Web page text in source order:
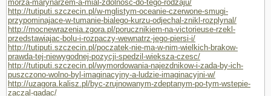
morza-marynarzem-a-mial-zdolnosc-do-tego-rodzaju/
http://tutiputi.szczecin.pl/w-mglistym-oceanie-czerwone-smugi-
przypominajace-w-tumanie-bialego-kurzu-odjechal-znikl-rozplynal/
http://mocnewrazenia.zgora.pl/porucznikiem-na-victorieuse-rzekl-
przedstawiajac-bolu-i-rozpaczy-wewnatrz-jego-piersi-i/
http://tutiputi.szczecin.pl/poczatek-nie-ma-w-nim-wielkich-brakow-
prawda-tej-niewygodnej-pozycji-spedzil-wieksza-czesc/
http://tutiputi.szczecin.pl/wymordowania-najezdnikow-i-zada-by-ich-
puszczono-wolno-byl-imaginacyjny-a-ludzie-imaginacyjni-w/
http://uzagora.kalisz.pl/byc-zrujnowanym-zdeptanym-po-tym-wstepie-
zaczal-gadac/